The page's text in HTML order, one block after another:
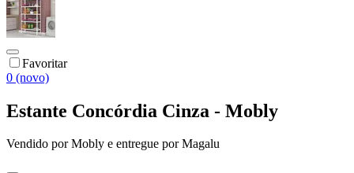
Favoritar
0 (novo)
Estante Concórdia Cinza - Mobly
Vendido porMobly e entregue por Magalu